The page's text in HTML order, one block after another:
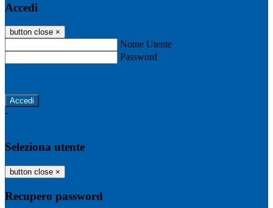
Accedi
button close ×
Nome Utente
Password
-
Seleziona utente
button close ×
Recupero password